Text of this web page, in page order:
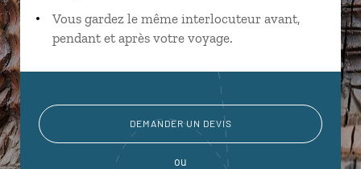
Vous gardez le même interlocuteur avant,
pendant et après votre voyage.
DEMANDER UN DEVIS
ou